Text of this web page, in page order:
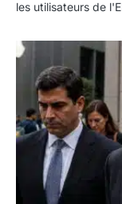
les utilisateurs de
OpenAI